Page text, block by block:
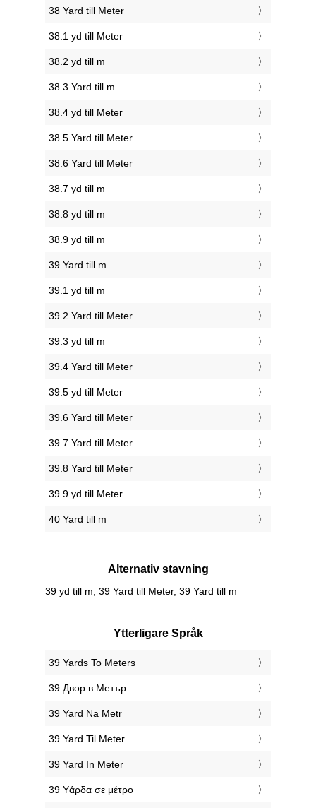
38 Yard till Meter
38.1 yd till Meter
38.2 yd till m
38.3 Yard till m
38.4 yd till Meter
38.5 Yard till Meter
38.6 Yard till Meter
38.7 yd till m
38.8 yd till m
38.9 yd till m
39 Yard till m
39.1 yd till m
39.2 Yard till Meter
39.3 yd till m
39.4 Yard till Meter
39.5 yd till Meter
39.6 Yard till Meter
39.7 Yard till Meter
39.8 Yard till Meter
39.9 yd till Meter
40 Yard till m
Alternativ stavning
39 yd till m, 39 Yard till Meter, 39 Yard till m
Ytterligare Språk
‎39 Yards To Meters
‎39 Двор в Метър
‎39 Yard Na Metr
‎39 Yard Til Meter
‎39 Yard In Meter
‎39 Υάρδα σε μέτρο